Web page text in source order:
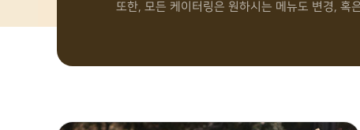
또한, 모든 케이터링은 원하시는 메뉴도 변경, 혹